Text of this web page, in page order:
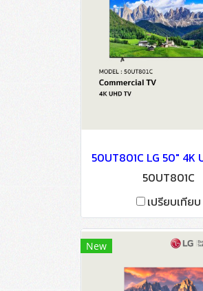
50UT801C
เปรียบเทียบ
New